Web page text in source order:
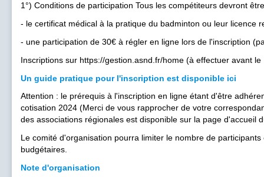
1°) Conditions de participation Tous les compétiteurs devront
- le certificat médical à la pratique du badminton ou leur licence
- une participation de 30€ à régler en ligne lors de l'inscription
Inscriptions sur https://gestion.asnd.fr/home (à effectuer avant
Un guide pratique pour l'inscription est disponible ici
Attention : le prérequis à l'inscription en ligne étant d'être
cotisation 2024 (Merci de vous rapprocher de votre
des associations régionales est disponible sur la page d'accueil
Le comité d'organisation pourra limiter le nombre de
budgétaires.
Note d'organisation